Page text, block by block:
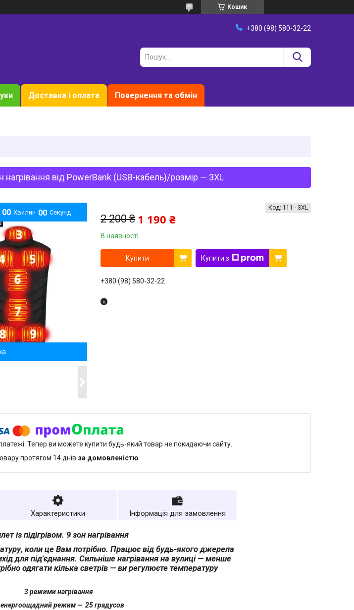
Кошик
+380 (98) 580-32-22
Доставка і оплата Повернення та обмін
нагрівання від PowerBank (USB-кабель)/розмір — 3XL
00 Хвилин 00 Секунд
2 200 ₴ 1 190 ₴
В наявності
Код: 111 - 3XL
Купити Купити з
+380 (98) 580-32-22
платежі. Тепер ви можете купити будь-який товар не покидаючи сайту.
протягом 14 днів за домовленістю
Характеристики Інформація для замовлення
із підігрівом. 9 зон нагрівання
коли це Вам потрібно. Працює від будь-якого джерела
для під'єднання. Сильніше нагрівання на вулиці — менше
одягати кілька светрів — ви регулюєте температуру
3 режими нагрівання
енергоощадний режим — 25 градусов